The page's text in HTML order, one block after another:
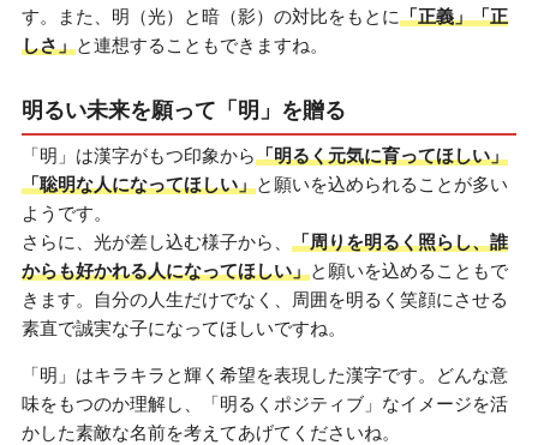
す。また、明（光）と暗（影）の対比をもとに「正義」「正
しさ」と連想することもできますね。
明るい未来を願って「明」を贈る
「明」は漢字がもつ印象から「明るく元気に育ってほしい」
「聡明な人になってほしい」と願いを込められることが多い
ようです。
さらに、光が差し込む様子から、 「周りを明るく照らし、誰
からも好かれる人になってほしい」と願いを込めることもで
きます。自分の人生だけでなく、周囲を明るく笑顔にさせる
素直で誠実な子になってほしいですね。
「明」はキラキラと輝く希望を表現した漢字です。どんな意
味をもつのか理解し、「明るくポジティブ」なイメージを活
かした素敵な名前を考えてあげてくださいね。